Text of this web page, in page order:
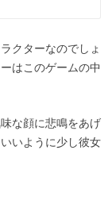
クターなのでしょ
はこのゲームの中
な顔に悲鳴をあげ
いように少し彼女